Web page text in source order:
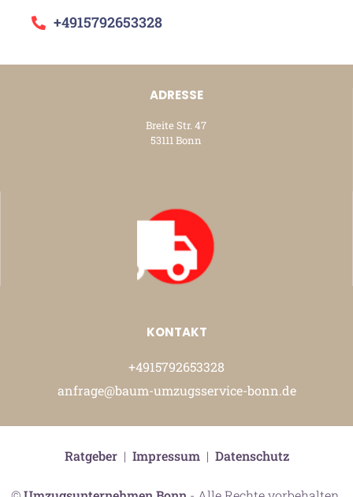
+4915792653328
ADRESSE
Breite Str. 47
53111 Bonn
KONTAKT
+4915792653328
anfrage@baum-umzugsservice-bonn.de
Ratgeber| Impressum| Datenschutz